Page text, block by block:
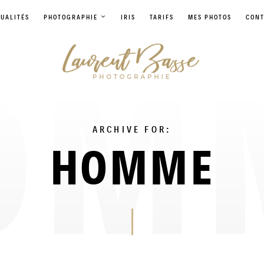
PHOTOGRAPHIE IRIS TARIFS MES PHOTOS
ARCHIVE FOR:
HOMME